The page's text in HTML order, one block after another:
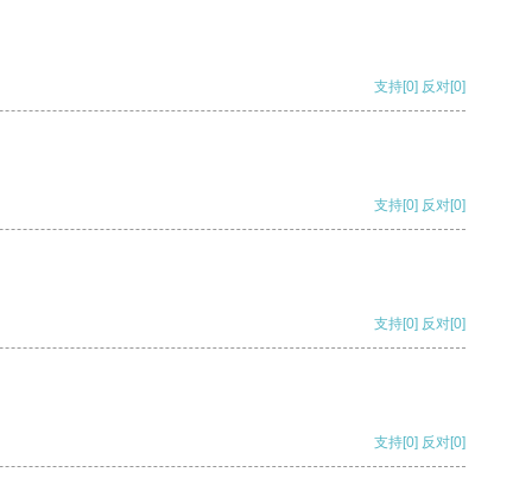
支持[0] 反对[0]
支持[0] 反对[0]
支持[0] 反对[0]
支持[0] 反对[0]